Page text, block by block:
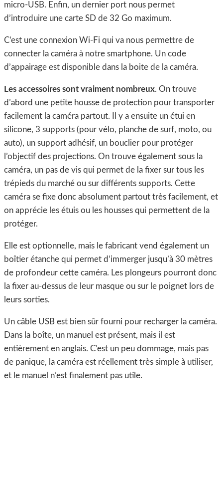
micro-USB. Enfin, un dernier port nous permet
d’introduire une carte SD de 32 Go maximum.
C’est une connexion Wi-Fi qui va nous permettre de
connecter la caméra à notre smartphone. Un code
d’appairage est disponible dans la boite de la caméra.
Les accessoires sont vraiment nombreux. On trouve
d’abord une petite housse de protection pour transporter
facilement la caméra partout. Il y a ensuite un étui en
silicone, 3 supports (pour vélo, planche de surf, moto, ou
auto), un support adhésif, un bouclier pour protéger
l’objectif des projections. On trouve également sous la
caméra, un pas de vis qui permet de la fixer sur tous les
trépieds du marché ou sur différents supports. Cette
caméra se fixe donc absolument partout très facilement, et
on apprécie les étuis ou les housses qui permettent de la
protéger.
Elle est optionnelle, mais le fabricant vend également un
boîtier étanche qui permet d’immerger jusqu’à 30 mètres
de profondeur cette caméra. Les plongeurs pourront donc
la fixer au-dessus de leur masque ou sur le poignet lors de
leurs sorties.
Un câble USB est bien sûr fourni pour recharger la caméra.
Dans la boîte, un manuel est présent, mais il est
entièrement en anglais. C’est un peu dommage, mais pas
de panique, la caméra est réellement très simple à utiliser,
et le manuel n’est finalement pas utile.